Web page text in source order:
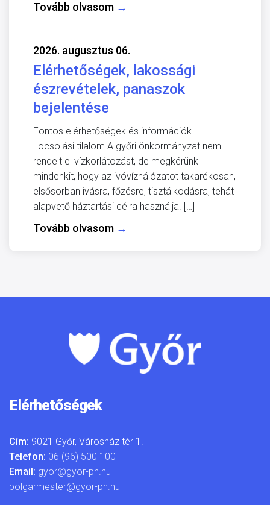
Tovább olvasom →
2026. augusztus 06.
Elérhetőségek, lakossági
észrevételek, panaszok
bejelentése
Fontos elérhetőségek és információk
Locsolási tilalom A győri önkormányzat nem
rendelt el vízkorlátozást, de megkérünk
mindenkit, hogy az ivóvízhálózatot takarékosan,
elsősorban ivásra, főzésre, tisztálkodásra, tehát
alapvető háztartási célra használja. […]
Tovább olvasom →
Elérhetőségek
Cím: 9021 Győr, Városház tér 1.
Telefon: 06 (96) 500 100
Email: gyor@gyor-ph.hu
polgarmester@gyor-ph.hu